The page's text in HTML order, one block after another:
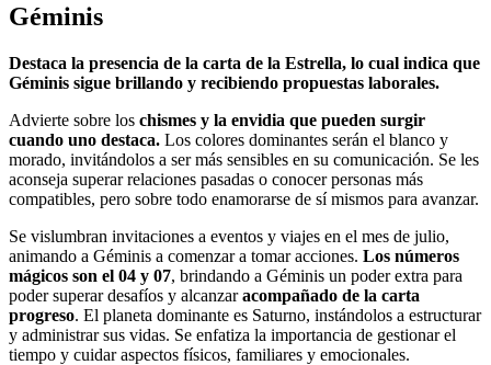
Géminis
Destaca la presencia de la carta de la Estrella, lo cual indica que
Géminis sigue brillando y recibiendo propuestas laborales.
Advierte sobre los chismes y la envidia que pueden surgir
cuando uno destaca. Los colores dominantes serán el blanco y
morado, invitándolos a ser más sensibles en su comunicación. Se les
aconseja superar relaciones pasadas o conocer personas más
compatibles, pero sobre todo enamorarse de sí mismos para avanzar.
Se vislumbran invitaciones a eventos y viajes en el mes de julio,
animando a Géminis a comenzar a tomar acciones. Los números
mágicos son el 04 y 07, brindando a Géminis un poder extra para
poder superar desafíos y alcanzaracompañado de la carta
progreso. El planeta dominante es Saturno, instándolos a estructurar
y administrar sus vidas. Se enfatiza la importancia de gestionar el
tiempo y cuidar aspectos físicos, familiares y emocionales.